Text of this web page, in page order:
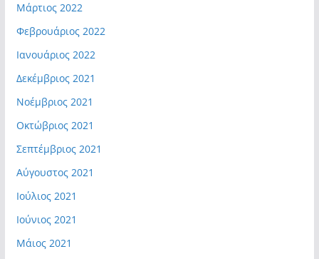
Μάρτιος 2022
Φεβρουάριος 2022
Ιανουάριος 2022
Δεκέμβριος 2021
Νοέμβριος 2021
Οκτώβριος 2021
Σεπτέμβριος 2021
Αύγουστος 2021
Ιούλιος 2021
Ιούνιος 2021
Μάιος 2021